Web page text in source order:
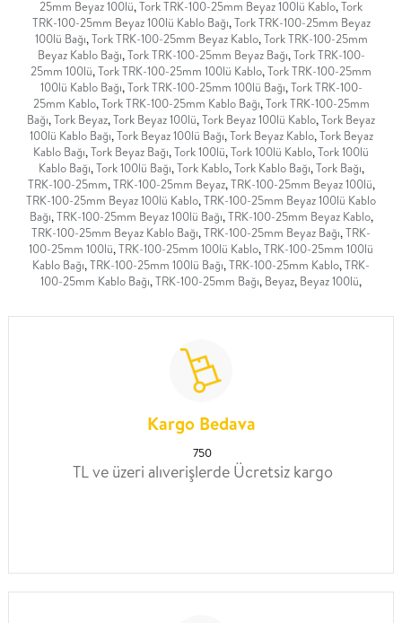
25mm Beyaz 100lü,Tork TRK-100-25mm Beyaz 100lü Kablo,Tork
TRK-100-25mm Beyaz 100lü Kablo Bağı,Tork TRK-100-25mm Beyaz
100lü Bağı,Tork TRK-100-25mm Beyaz Kablo,Tork TRK-100-25mm
Beyaz Kablo Bağı,Tork TRK-100-25mm Beyaz Bağı,Tork TRK-100-
25mm 100lü,Tork TRK-100-25mm 100lü Kablo,Tork TRK-100-25mm
100lü Kablo Bağı,Tork TRK-100-25mm 100lü Bağı,Tork TRK-100-
25mm Kablo,Tork TRK-100-25mm Kablo Bağı,Tork TRK-100-25mm
Bağı,Tork Beyaz,Tork Beyaz 100lü,Tork Beyaz 100lü Kablo,Tork Beyaz
100lü Kablo Bağı,Tork Beyaz 100lü Bağı,Tork Beyaz Kablo,Tork Beyaz
Kablo Bağı,Tork Beyaz Bağı,Tork 100lü,Tork 100lü Kablo,Tork 100lü
Kablo Bağı,Tork 100lü Bağı,Tork Kablo,Tork Kablo Bağı,Tork Bağı,
TRK-100-25mm,TRK-100-25mm Beyaz,TRK-100-25mm Beyaz 100lü,
TRK-100-25mm Beyaz 100lü Kablo,TRK-100-25mm Beyaz 100lü Kablo
Bağı,TRK-100-25mm Beyaz 100lü Bağı,TRK-100-25mm Beyaz Kablo,
TRK-100-25mm Beyaz Kablo Bağı,TRK-100-25mm Beyaz Bağı,TRK-
100-25mm 100lü,TRK-100-25mm 100lü Kablo,TRK-100-25mm 100lü
Kablo Bağı,TRK-100-25mm 100lü Bağı,TRK-100-25mm Kablo,TRK-
100-25mm Kablo Bağı,TRK-100-25mm Bağı, Beyaz, Beyaz 100lü,
Kargo Bedava
750
TL ve üzeri alıverişlerde Ücretsiz kargo